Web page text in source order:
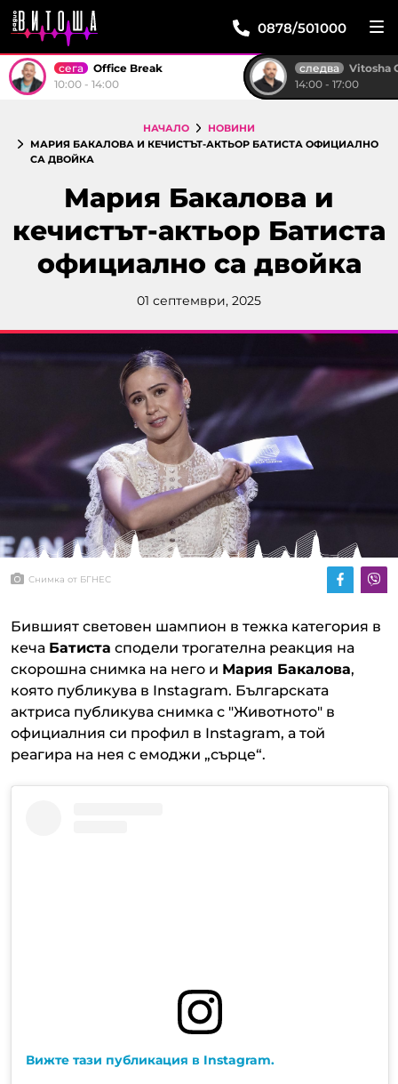
0878/501000
сега
Office Break
10:00 - 14:00
следва
Vitosha
14:00 - 17:00
НАЧАЛО
НОВИНИ
МАРИЯ БАКАЛОВА И КЕЧИСТЪТ-АКТЬОР БАТИСТА ОФИЦИАЛНО
СА ДВОЙКА
Мария Бакалова и
кечистът-актьор Батиста
официално са двойка
01 септември, 2025
Снимка от БГНЕС
Бившият световен шампион в тежка категория в
кеча Батиста сподели трогателна реакция на
скорошна снимка на него и Мария Бакалова,
която публикува в Instagram. Българската
актриса публикува снимка с "Животното" в
официалния си профил в Instagram, а той
реагира на нея с емоджи „сърце“.
Вижте тази публикация в Instagram.